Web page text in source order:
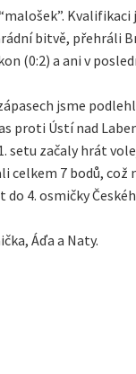
Kvalifikaci
bitvě, přehráli
(0:2) a ani v
jsme
proti Ústí nad
setu začaly hrát
celkem 7 bodů, což
4. osmičky
Áďa a Naty.